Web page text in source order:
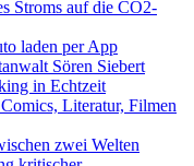
Stroms auf die CO2-
laden per App
Sören Siebert
in Echtzeit
Literatur, Filmen
zwei Welten